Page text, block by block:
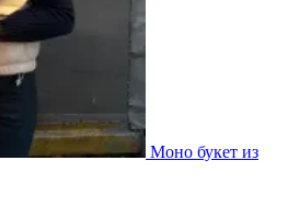
Моно букет из